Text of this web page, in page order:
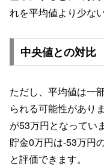
れを平均値より少な
中央値との対比
ただし、平均値は一
られる可能性があり
が53万円となってい
貯金0万円は-53万円
と評価できます。